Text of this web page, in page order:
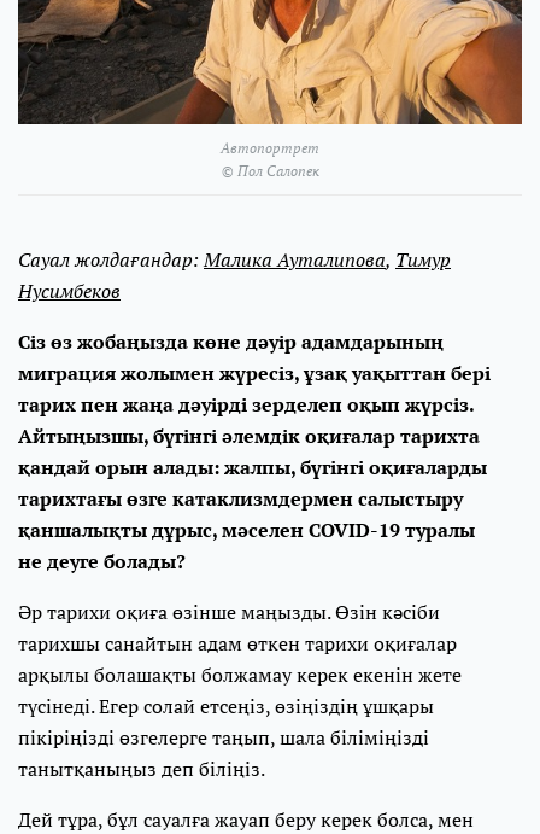
Автопортрет
© Пол Салопек
Сауал жолдағандар:Малика Ауталипова, Тимур
Нусимбеков
Сіз өз жобаңызда көне дәуір адамдарының
миграция жолымен жүресіз, ұзақ уақыттан бері
тарих пен жаңа дәуірді зерделеп оқып жүрсіз.
Айтыңызшы, бүгінгі әлемдік оқиғалар тарихта
қандай орын алады: жалпы, бүгінгі оқиғаларды
тарихтағы өзге катаклизмдермен салыстыру
қаншалықты дұрыс, мәселен COVID-19 туралы
не деуге болады?
Әр тарихи оқиға өзінше маңызды. Өзін кәсіби
тарихшы санайтын адам өткен тарихи оқиғалар
арқылы болашақты болжамау керек екенін жете
түсінеді. Егер солай етсеңіз, өзіңіздің ұшқары
пікіріңізді өзгелерге таңып, шала біліміңізді
танытқаныңыз деп біліңіз.
Дей тұра, бұл сауалға жауап беру керек болса, мен